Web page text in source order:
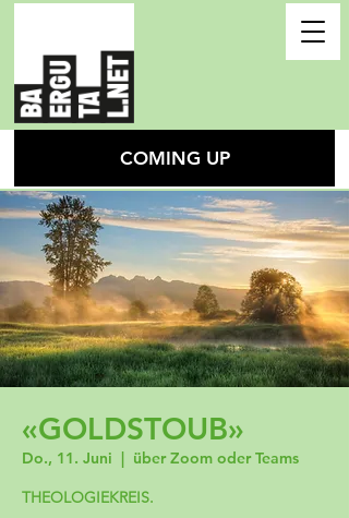
COMING UP
«GOLDSTOUB»
Do., 11. Juni
  |
über Zoom oder Teams
THEOLOGIEKREIS.